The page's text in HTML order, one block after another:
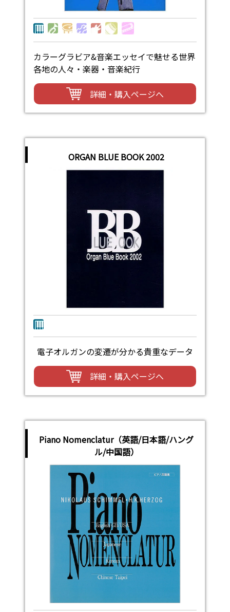
カラーグラビア&音楽エッセイで魅せる世界
各地の人々・楽器・音楽紀行
詳細・購入ページへ
ORGAN BLUE BOOK 2002
電子オルガンの変遷が分かる貴重なデータ
詳細・購入ページへ
Piano Nomenclatur（英語/日本語/ハング
ル/中国語）